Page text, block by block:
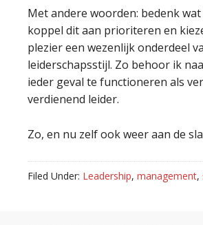
Met andere woorden: bedenk
koppel dit aan prioriteren en
plezier een wezenlijk onderdeel
leiderschapsstijl. Zo behoor ik
ieder geval te functioneren als
verdienend leider.
Zo, en nu zelf ook weer aan de
Filed Under: Leadership, management,